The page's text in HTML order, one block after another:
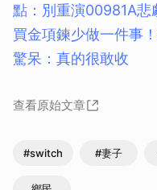
點：別重演00981A悲
買金項鍊少做一件事
驚呆：真的很敢收
查看原始文章
#switch #妻子